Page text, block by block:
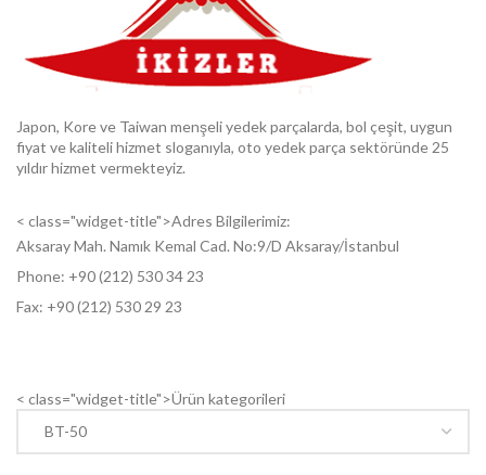
Japon, Kore ve Taiwan menşeli yedek parçalarda, bol çeşit, uygun
fiyat ve kaliteli hizmet sloganıyla, oto yedek parça sektöründe 25
yıldır hizmet vermekteyiz.
< class="widget-title">Adres Bilgilerimiz:
Aksaray Mah. Namık Kemal Cad. No:9/D Aksaray/İstanbul
Phone: +90 (212) 530 34 23
Fax: +90 (212) 530 29 23
< class="widget-title">Ürün kategorileri